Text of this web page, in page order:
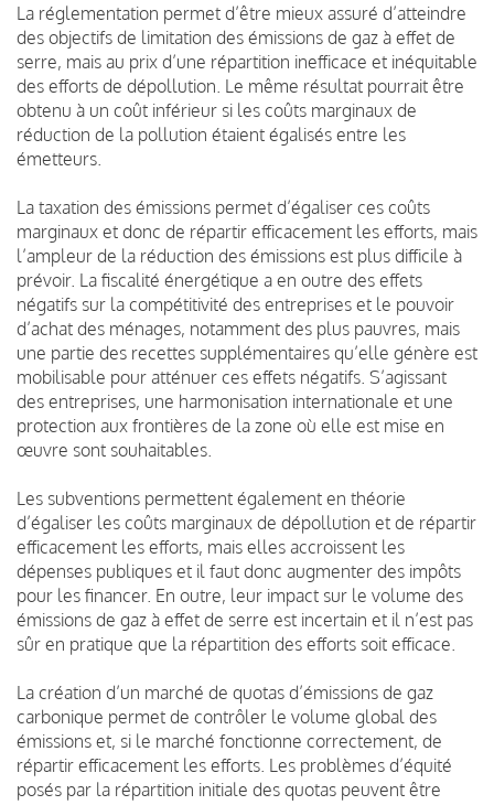
La réglementation permet d’être mieux assuré d’atteindre
des objectifs de limitation des émissions de gaz à effet de
serre, mais au prix d’une répartition inefficace et inéquitable
des efforts de dépollution. Le même résultat pourrait être
obtenu à un coût inférieur si les coûts marginaux de
réduction de la pollution étaient égalisés entre les
émetteurs.
La taxation des émissions permet d’égaliser ces coûts
marginaux et donc de répartir efficacement les efforts, mais
l’ampleur de la réduction des émissions est plus difficile à
prévoir. La fiscalité énergétique a en outre des effets
négatifs sur la compétitivité des entreprises et le pouvoir
d’achat des ménages, notamment des plus pauvres, mais
une partie des recettes supplémentaires qu’elle génère est
mobilisable pour atténuer ces effets négatifs. S’agissant
des entreprises, une harmonisation internationale et une
protection aux frontières de la zone où elle est mise en
œuvre sont souhaitables.
Les subventions permettent également en théorie
d’égaliser les coûts marginaux de dépollution et de répartir
efficacement les efforts, mais elles accroissent les
dépenses publiques et il faut donc augmenter des impôts
pour les financer. En outre, leur impact sur le volume des
émissions de gaz à effet de serre est incertain et il n’est pas
sûr en pratique que la répartition des efforts soit efficace.
La création d’un marché de quotas d’émissions de gaz
carbonique permet de contrôler le volume global des
émissions et, si le marché fonctionne correctement, de
répartir efficacement les efforts. Les problèmes d’équité
posés par la répartition initiale des quotas peuvent être